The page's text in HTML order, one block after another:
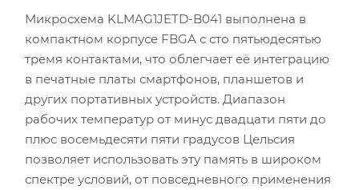
Микросхема KLMAG1JETD-B041 выполнена в
компактном корпусе FBGA с сто пятьюдесятью
тремя контактами, что облегчает её интеграцию
в печатные платы смартфонов, планшетов и
других портативных устройств. Диапазон
рабочих температур от минус двадцати пяти до
плюс восемьдесяти пяти градусов Цельсия
позволяет использовать эту память в широком
спектре условий, от повседневного применения